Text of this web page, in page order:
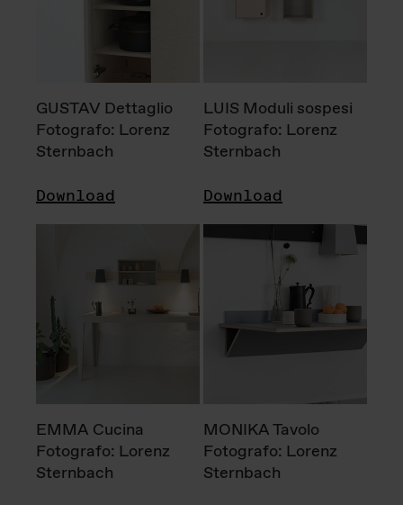
GUSTAV Dettaglio
Fotografo: Lorenz
Sternbach
Download
LUIS Moduli sospesi
Fotografo: Lorenz
Sternbach
Download
EMMA Cucina
Fotografo: Lorenz
Sternbach
MONIKA Tavolo
Fotografo: Lorenz
Sternbach